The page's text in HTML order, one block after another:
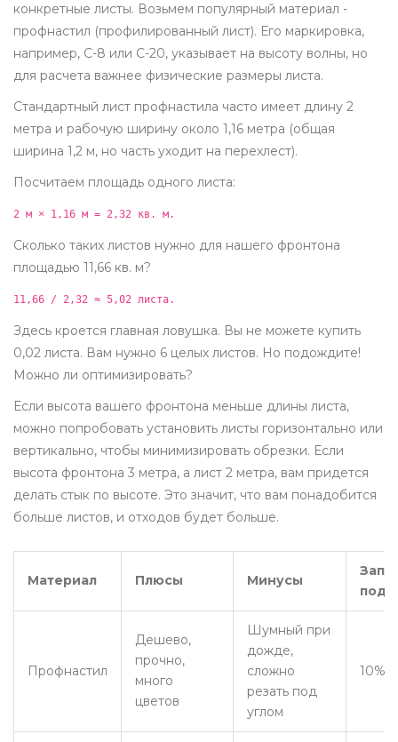
конкретные листы. Возьмем популярный материал -
профнастил (профилированный лист). Его маркировка,
например, С-8 или С-20, указывает на высоту волны, но
для расчета важнее физические размеры листа.
Стандартный лист профнастила часто имеет длину 2
метра и рабочую ширину около 1,16 метра (общая
ширина 1,2 м, но часть уходит на перехлест).
Посчитаем площадь одного листа:
2 м × 1,16 м = 2,32 кв. м.
Сколько таких листов нужно для нашего фронтона
площадью 11,66 кв. м?
11,66 / 2,32 ≈ 5,02 листа.
Здесь кроется главная ловушка. Вы не можете купить
0,02 листа. Вам нужно 6 целых листов. Но подождите!
Можно ли оптимизировать?
Если высота вашего фронтона меньше длины листа,
можно попробовать установить листы горизонтально или
вертикально, чтобы минимизировать обрезки. Если
высота фронтона 3 метра, а лист 2 метра, вам придется
делать стык по высоте. Это значит, что вам понадобится
больше листов, и отходов будет больше.
Материал Плюсы Минусы
Профнастил
Дешево,
прочно,
много
цветов
Шумный при
дожде,
сложно
резать под
углом
10%